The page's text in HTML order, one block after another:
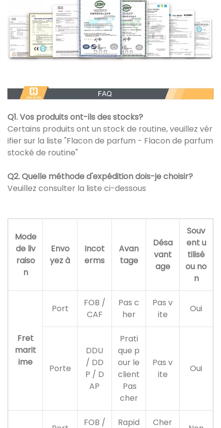
Q1. Vos produits ont-ils des stocks?
Certains produits ont un stock de routine, veuillez vér
ifier sur la liste "Flacon de parfum - Flacon de parfum
stocké de routine"
Q2. Quelle méthode d'expédition dois-je choisir?
Veuillez consulter la liste ci-dessous
Mode
de liv
raiso
n
Envo
yez à
Incot
erms
Avan
tage
Désa
vant
age
Souv
ent u
tilisé
ou no
n
Fret
marit
ime
Port
FOB /
CAF
Pas c
her
Pas v
ite
Oui
Porte
DDU
/ DD
P / D
AP
Prati
que p
our le
client
Pas
cher
Pas v
ite
Oui
FOB /
Rapid
Cher